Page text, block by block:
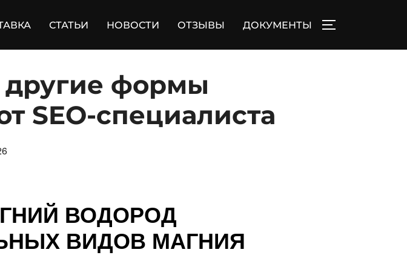
СТАТЬИ НОВОСТИ ОТЗЫВЫ ДОКУМЕНТЫ
другие формы
SEO-специалиста
ВОДОРОД
ВИДОВ МАГНИЯ